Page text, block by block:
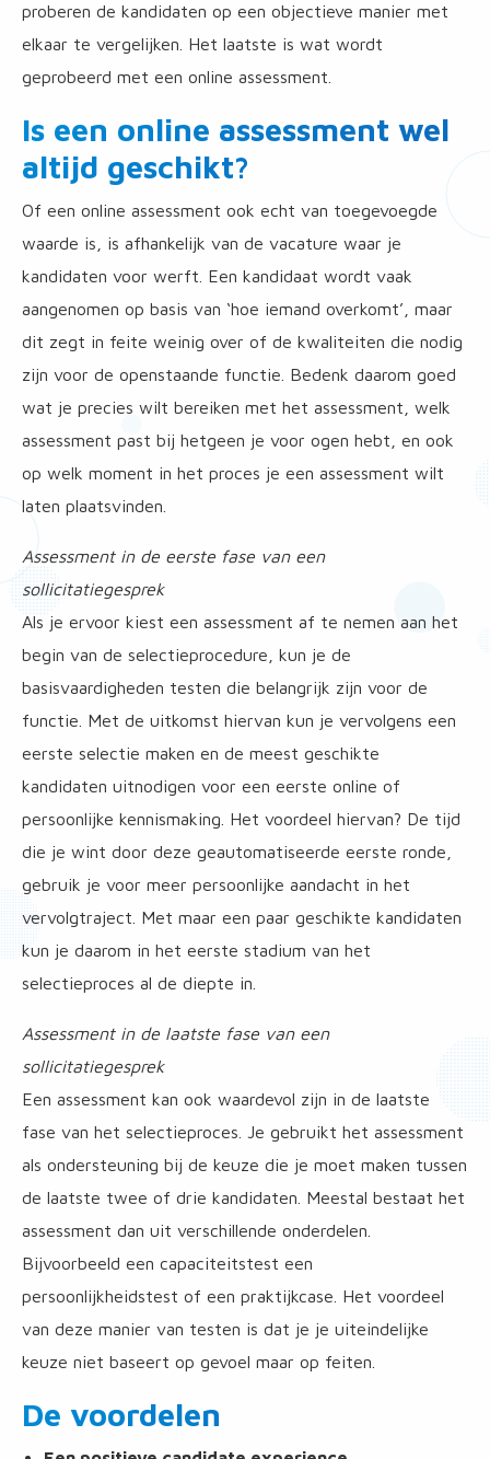
proberen de kandidaten op een objectieve manier met
elkaar te vergelijken. Het laatste is wat wordt
geprobeerd met een online assessment.
Is een online assessment wel
altijd geschikt?
Of een online assessment ook echt van toegevoegde
waarde is, is afhankelijk van de vacature waar je
kandidaten voor werft. Een kandidaat wordt vaak
aangenomen op basis van ‘hoe iemand overkomt’, maar
dit zegt in feite weinig over of de kwaliteiten die nodig
zijn voor de openstaande functie. Bedenk daarom goed
wat je precies wilt bereiken met het assessment, welk
assessment past bij hetgeen je voor ogen hebt, en ook
op welk moment in het proces je een assessment wilt
laten plaatsvinden.
Assessment in de eerste fase van een
sollicitatiegesprek
Als je ervoor kiest een assessment af te nemen aan het
begin van de selectieprocedure, kun je de
basisvaardigheden testen die belangrijk zijn voor de
functie. Met de uitkomst hiervan kun je vervolgens een
eerste selectie maken en de meest geschikte
kandidaten uitnodigen voor een eerste online of
persoonlijke kennismaking. Het voordeel hiervan? De tijd
die je wint door deze geautomatiseerde eerste ronde,
gebruik je voor meer persoonlijke aandacht in het
vervolgtraject. Met maar een paar geschikte kandidaten
kun je daarom in het eerste stadium van het
selectieproces al de diepte in.
Assessment in de laatste fase van een
sollicitatiegesprek
Een assessment kan ook waardevol zijn in de laatste
fase van het selectieproces. Je gebruikt het assessment
als ondersteuning bij de keuze die je moet maken tussen
de laatste twee of drie kandidaten. Meestal bestaat het
assessment dan uit verschillende onderdelen.
Bijvoorbeeld een capaciteitstest een
persoonlijkheidstest of een praktijkcase. Het voordeel
van deze manier van testen is dat je je uiteindelijke
keuze niet baseert op gevoel maar op feiten.
De voordelen